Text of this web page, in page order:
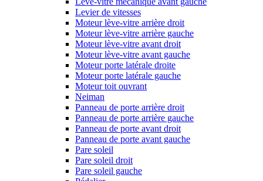
Levier de vitesses
Moteur lève-vitre arrière droit
Moteur lève-vitre arrière gauche
Moteur lève-vitre avant droit
Moteur lève-vitre avant gauche
Moteur porte latérale droite
Moteur porte latérale gauche
Moteur toit ouvrant
Neiman
Panneau de porte arrière droit
Panneau de porte arrière gauche
Panneau de porte avant droit
Panneau de porte avant gauche
Pare soleil
Pare soleil droit
Pare soleil gauche